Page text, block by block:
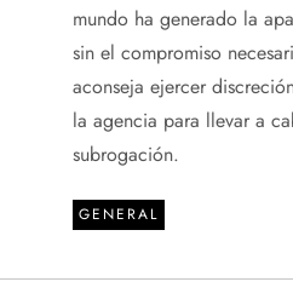
mundo ha generado la
sin el compromiso
aconseja ejercer
la agencia para llevar a
subrogación.
GENERAL